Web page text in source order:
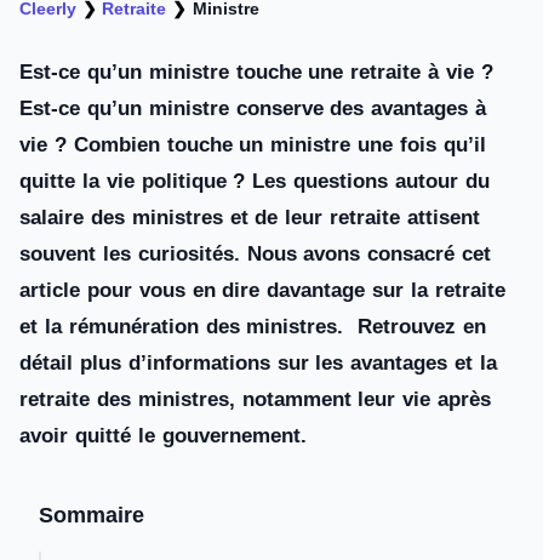
Cleerly ❯ Retraite ❯ Ministre
Est-ce qu’un ministre touche une retraite à vie ?
Est-ce qu’un ministre conserve des avantages à
vie ? Combien touche un ministre une fois qu’il
quitte la vie politique ? Les questions autour du
salaire des ministres et de leur retraite attisent
souvent les curiosités. Nous avons consacré cet
article pour vous en dire davantage sur la retraite
et la rémunération des ministres. Retrouvez en
détail plus d’informations sur les avantages et la
retraite des ministres, notamment leur vie après
avoir quitté le gouvernement.
Sommaire